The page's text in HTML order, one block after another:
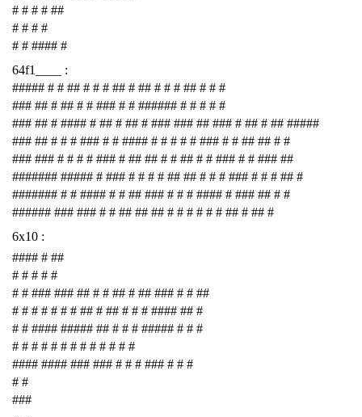
# # # # ##
# # # #
# # #### #
64f1____ :
##### # # ## # # # ## # ## # # # ## # # #
### ## # ## # # ### # # ###### # # # # #
### ## # #### # ## # ## # ### ### ## ### # ## # ## #####
### ## # # # ### # # #### # # # # # ### # # ## ## # #
### ### # # # # ### # ## ## # # ## # # ### # # ### ##
####### ##### # ### # # # # ## ## # # # ### # # # ## #
####### # # #### # # ## ### # # # #### # ### ## # #
###### ### ### # # ## ## ## # # # # # # ## # ## #
6x10 :
#### # ##
# # # # #
# # ### ### ## # # ## # ## ### # # ##
# # # # # # # ## # ## # # # #### ## #
# # #### ##### ## # # # ##### # # #
# # # # # # # # # # # # #
#### #### ### ### # # # ### # # #
# #
###